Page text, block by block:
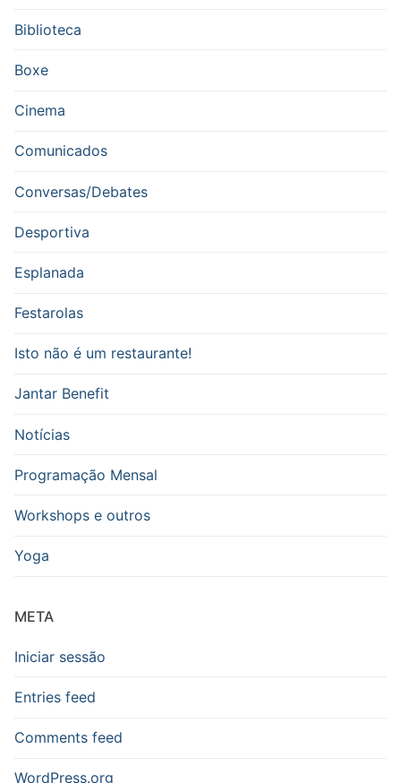
Biblioteca
Boxe
Cinema
Comunicados
Conversas/Debates
Desportiva
Esplanada
Festarolas
Isto não é um restaurante!
Jantar Benefit
Notícias
Programação Mensal
Workshops e outros
Yoga
META
Iniciar sessão
Entries feed
Comments feed
WordPress.org